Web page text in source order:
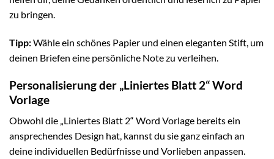
zu bringen.
Tipp:Wähle ein schönes Papier und einen eleganten Stift, um
deinen Briefen eine persönliche Note zu verleihen.
Personalisierung der „Liniertes Blatt 2“ Word
Vorlage
Obwohl die „Liniertes Blatt 2“ Word Vorlage bereits ein
ansprechendes Design hat, kannst du sie ganz einfach an
deine individuellen Bedürfnisse und Vorlieben anpassen.